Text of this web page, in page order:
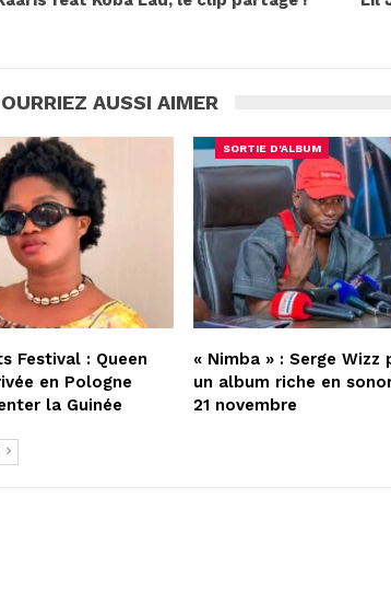
AUSSI AIMER
Festival : Queen
en Pologne
la Guinée
SORTIE D'ALBUM
« Nimba » : Serge Wizz
un album riche en
21 novembre